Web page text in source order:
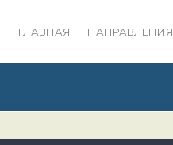
ГЛАВНАЯ НАПРАВЛЕНИЯ